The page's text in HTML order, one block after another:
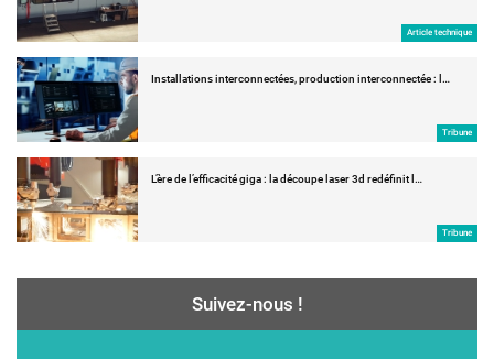
Article technique
Installations interconnectées, production interconnectée : l…
Tribune
L’ère de l’efficacité giga : la découpe laser 3d redéfinit l…
Tribune
Suivez-nous !